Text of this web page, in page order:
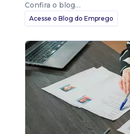
Confira o blog…
Acesse o Blog do Emprego